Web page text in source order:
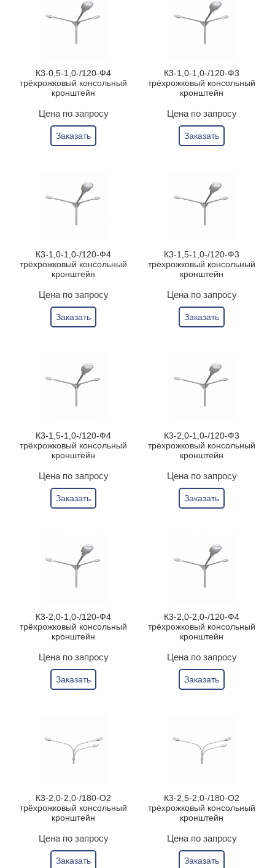
К3-0,5-1,0-/120-Ф4
трёхрожковый консольный
кронштейн
Цена по запросу
Заказать
К3-1,0-1,0-/120-Ф3
трёхрожковый консольный
кронштейн
Цена по запросу
Заказать
К3-1,0-1,0-/120-Ф4
трёхрожковый консольный
кронштейн
Цена по запросу
Заказать
К3-1,5-1,0-/120-Ф3
трёхрожковый консольный
кронштейн
Цена по запросу
Заказать
К3-1,5-1,0-/120-Ф4
трёхрожковый консольный
кронштейн
Цена по запросу
Заказать
К3-2,0-1,0-/120-Ф3
трёхрожковый консольный
кронштейн
Цена по запросу
Заказать
К3-2,0-1,0-/120-Ф4
трёхрожковый консольный
кронштейн
Цена по запросу
Заказать
К3-2,0-2,0-/120-Ф4
трёхрожковый консольный
кронштейн
Цена по запросу
Заказать
К3-2,0-2,0-/180-О2
трёхрожковый консольный
кронштейн
Цена по запросу
Заказать
К3-2,5-2,0-/180-О2
трёхрожковый консольный
кронштейн
Цена по запросу
Заказать